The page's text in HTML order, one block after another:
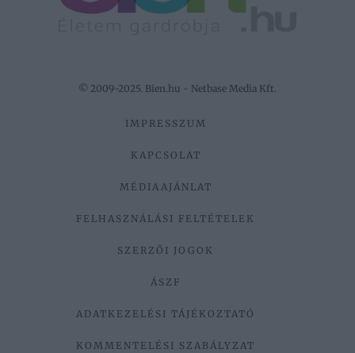
© 2009-2025. Bien.hu - Netbase Media Kft.
IMPRESSZUM
KAPCSOLAT
MÉDIAAJÁNLAT
FELHASZNÁLÁSI FELTÉTELEK
SZERZŐI JOGOK
ÁSZF
ADATKEZELÉSI TÁJÉKOZTATÓ
KOMMENTELÉSI SZABÁLYZAT